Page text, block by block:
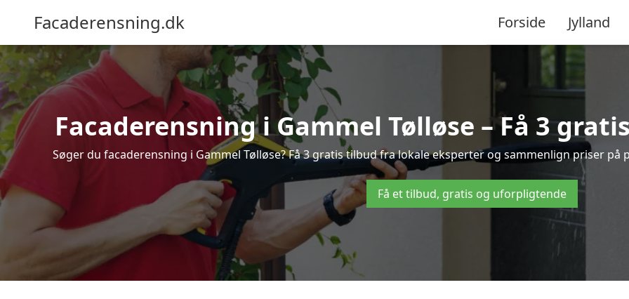
Facaderensning.dk Forside Jylland
Facaderensning i Gammel Tølløse – Få 3
Søger du facaderensning i Gammel Tølløse? Få 3 gratis tilbud fra lokale eksperter og sammenlign priser
Få et tilbud, gratis og uforpligtende